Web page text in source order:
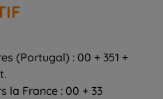
(Portugal) : 00 + 351 +
la France : 00 + 33